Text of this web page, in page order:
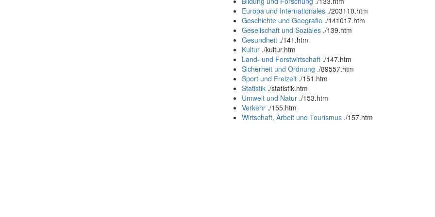
Europa und Internationales ./203110.htm
Geschichte und Geografie ./141017.htm
Gesellschaft und Soziales ./139.htm
Gesundheit ./141.htm
Kultur ./kultur.htm
Land- und Forstwirtschaft ./147.htm
Sicherheit und Ordnung ./89557.htm
Sport und Freizeit ./151.htm
Statistik ./statistik.htm
Umwelt und Natur ./153.htm
Verkehr ./155.htm
Wirtschaft, Arbeit und Tourismus ./157.htm